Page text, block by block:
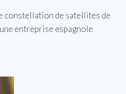
constellation de satellites de
entreprise espagnole